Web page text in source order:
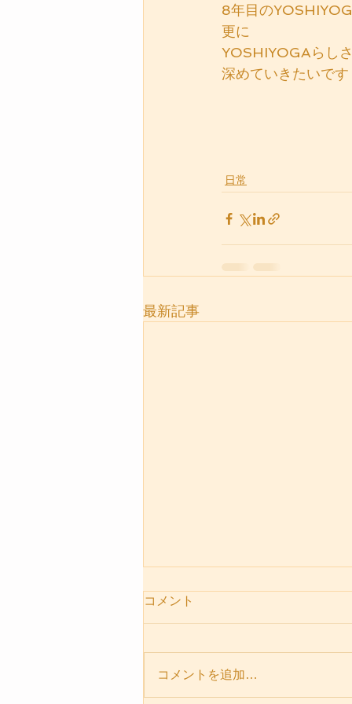
8年目の
更に
YOSHIYOGAらし
深めていきたいです
日常
最新記事
お出迎え犬
コメント
コメントを追加…